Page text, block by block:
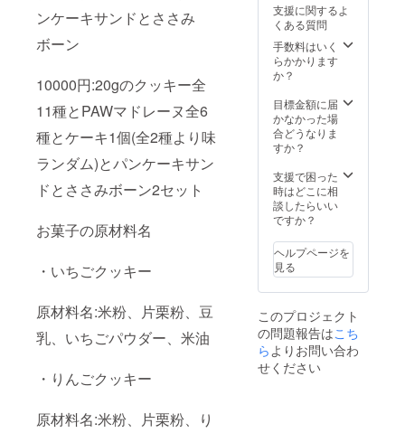
ンケーキサンドとささみ
ボーン
10000円:20gのクッキー全
11種とPAWマドレーヌ全6
種とケーキ1個(全2種より味
ランダム)とパンケーキサン
ドとささみボーン2セット
お菓子の原材料名
・いちごクッキー
原材料名:米粉、片栗粉、豆
乳、いちごパウダー、米油
・りんごクッキー
原材料名:米粉、片栗粉、り
は必ず
お届け
のリ
ターン
に貼付
ラベル
や注意
書きを
ご確認
い。
支援に関するよ
くある質問
手数料はいく
らかかります
か？
目標金額に届
かなかった場
合どうなりま
すか？
支援で困った
時はどこに相
談したらいい
ですか？
ヘルプページを
見る
このプロジェクト
の問題報告はこち
らよりお問い合わ
せください